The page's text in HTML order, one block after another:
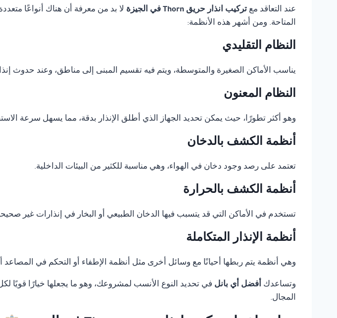
عند التعاقد مع تركيب انذار حريق Thorn في الجيزة
لا بد من معرفة أن هناك أنواعًا
المتاحة. ومن أشهر هذه الأنظمة:
النظام التقليدي
يناسب الأماكن الصغيرة والمتوسطة، ويتم فيه تقسيم المبنى إلى مناطق، وعند حدوث
النظام المعنون
وهو أكثر تطورًا، حيث يمكن تحديد الجهاز الذي أطلق الإنذار بدقة، مما يسهل سرعة
أنظمة الكشف بالدخان
تعتمد على رصد وجود دخان في الهواء، وهي مناسبة للكثير من البيئات الداخلية.
أنظمة الكشف بالحرارة
تستخدم في الأماكن التي قد يتسبب فيها الدخان الطبيعي أو البخار في إنذارات غير
أنظمة الإنذار المتكاملة
وهي أنظمة يتم ربطها أحيانًا مع وسائل أخرى مثل أنظمة الإطفاء أو التحكم في المصاعد أو
وتساعدك أفضل أي بانل في تحديد النوع الأنسب لمشروعك، وهو ما يجعلها خيارًا قويًا
المجال.